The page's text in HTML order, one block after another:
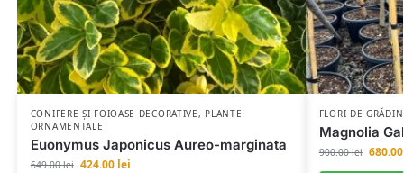
CONIFERE ȘI FOIOASE DECORATIVE, PLANTE
ORNAMENTALE
Euonymus Japonicus Aureo-marginata
649.00lei 424.00 lei
FLORI DE
Magnolia
900.00lei